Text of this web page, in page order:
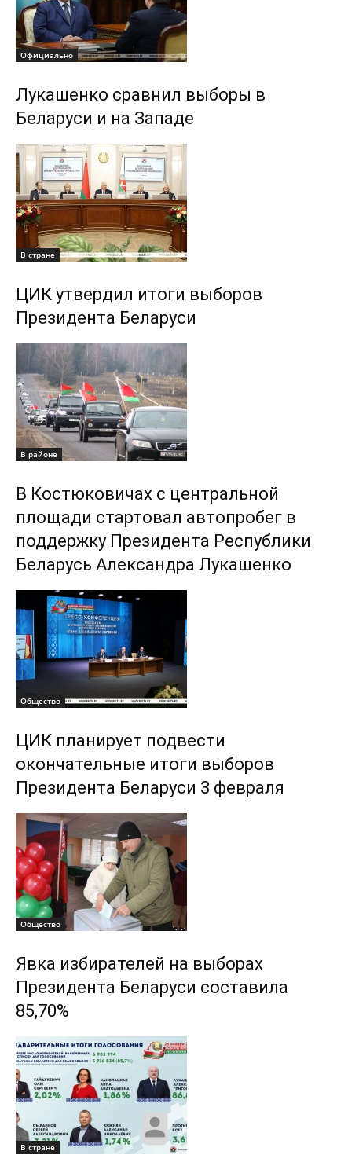
Официально
Лукашенко сравнил выборы в
Беларуси и на Западе
В стране
ЦИК утвердил итоги выборов
Президента Беларуси
В районе
В Костюковичах с центральной
площади стартовал автопробег в
поддержку Президента Республики
Беларусь Александра Лукашенко
Общество
ЦИК планирует подвести
окончательные итоги выборов
Президента Беларуси 3 февраля
Общество
Явка избирателей на выборах
Президента Беларуси составила
85,70%
В стране